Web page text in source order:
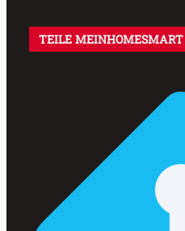
TEILE MEINHOMESMART